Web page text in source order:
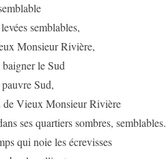
semblables,
Monsieur Rivière,
le Sud
Sud,
de Vieux Monsieur Rivière
ses quartiers sombres, semblables.
qui noie les écrevisses